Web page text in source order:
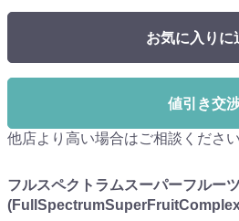
お気に入りに
値引き交
他店より高い場合はご相談ください
フルスペクトラムスーパーフルー